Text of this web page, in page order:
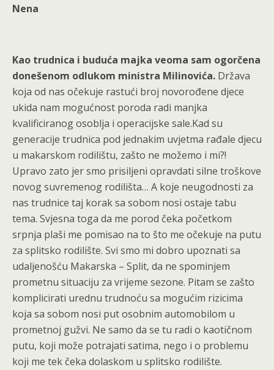
Nena
Kao trudnica i buduća majka veoma sam ogorčena
donešenom odlukom ministra Milinovića. Država
koja od nas očekuje rastući broj novorođene djece
ukida nam mogućnost poroda radi manjka
kvalificiranog osoblja i operacijske sale.Kad su
generacije trudnica pod jednakim uvjetma rađale djecu
u makarskom rodilištu, zašto ne možemo i mi?!
Upravo zato jer smo prisiljeni opravdati silne troškove
novog suvremenog rodilišta… A koje neugodnosti za
nas trudnice taj korak sa sobom nosi ostaje tabu
tema. Svjesna toga da me porod čeka početkom
srpnja plaši me pomisao na to što me očekuje na putu
za splitsko rodilište. Svi smo mi dobro upoznati sa
udaljenošću Makarska – Split, da ne spominjem
prometnu situaciju za vrijeme sezone. Pitam se zašto
komplicirati urednu trudnoću sa mogućim rizicima
koja sa sobom nosi put osobnim automobilom u
prometnoj gužvi. Ne samo da se tu radi o kaotičnom
putu, koji može potrajati satima, nego i o problemu
koji me tek čeka dolaskom u splitsko rodilište.